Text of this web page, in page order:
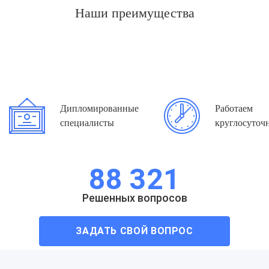
пистолет может нанести человеку травмы,
которые могут снизить качество жизни. Прежде
выполнит следующие действия:
пройдет обучение владением NLW;
получит свое разрешение на травмат;
приобретет пистолет законным способом;
Наши преимущества
Дипломированные
специалисты
Работаем
88 321
Решенных вопросов
ЗАДАТЬ СВОЙ ВОПРОС